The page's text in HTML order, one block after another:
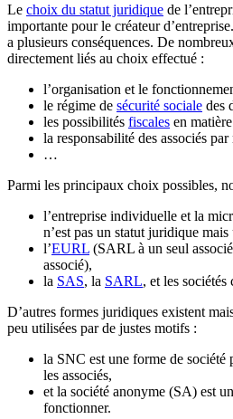
Le choix du statut juridique de
importante pour le créateur
a plusieurs conséquences. De
directement liés au choix effectué :
l’organisation et le
le régime de sécurité sociale des
les possibilités fiscales en
la responsabilité des associés
…
Parmi les principaux choix possibles,
l’entreprise individuelle et la
n’est pas un statut juridique
l’EURL (SARL à un seul
associé),
la SAS, la SARL, et les sociétés
D’autres formes juridiques existent
peu utilisées par de justes motifs :
la SNC est une forme de société
les associés,
et la société anonyme (SA) est
fonctionner.